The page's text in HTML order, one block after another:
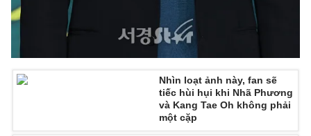
Nhìn loạt ảnh này, fan sẽ
tiếc hùi hụi khi Nhã Phương
và Kang Tae Oh không phải
một cặp